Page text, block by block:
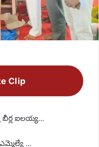
Clip
బీర్ల ఐలయ్య…
…